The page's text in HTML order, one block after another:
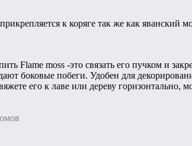
к коряге так же как яванский
Flame moss -это связать его пучком и
боковые побеги. Удобен для
его к лаве или дереву горизонтально,